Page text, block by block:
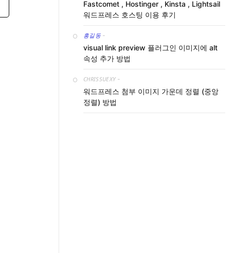
Fastcomet , Hostinger , Kinsta , Lightsail
워드프레스 호스팅 이용 후기
홍길동 -
visual link preview 플러그인 이미지에 alt
속성 추가 방법
CHRISSUEXY -
워드프레스 첨부 이미지 가운데 정렬 (중앙
정렬) 방법